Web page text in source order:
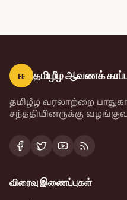
ஈ தமிழீழ ஆவணக்
தமிழீழ வரலாற்றை
சந்ததியினருக்கு
விரைவு இணைப்புகள்